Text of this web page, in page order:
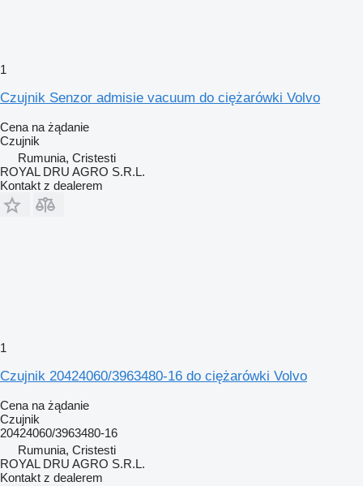
1
Czujnik Senzor admisie vacuum do ciężarówki Volvo
Cena na żądanie
Czujnik
Rumunia, Cristesti
ROYAL DRU AGRO S.R.L.
Kontakt z dealerem
1
Czujnik 20424060/3963480-16 do ciężarówki Volvo
Cena na żądanie
Czujnik
20424060/3963480-16
Rumunia, Cristesti
ROYAL DRU AGRO S.R.L.
Kontakt z dealerem